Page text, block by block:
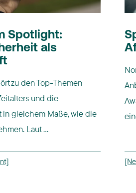
Spotlight:
als
zu den Top-Themen
und die
in gleichem Maße, wie die
Laut ...